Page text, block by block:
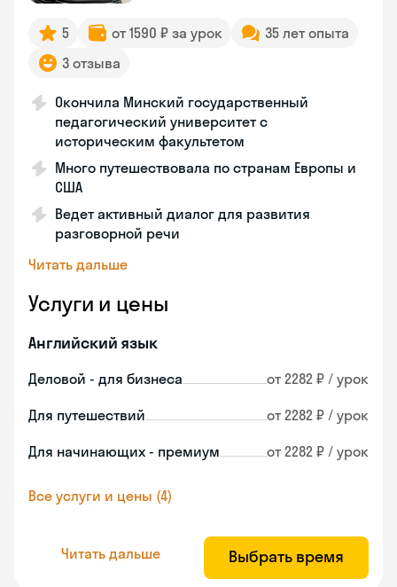
5 от 1590 ₽ за урок
35 лет опыта
3 отзыва
Окончила Минский государственный
педагогический университет с
историческим факультетом
Много путешествовала по странам Европы и
США
Ведет активный диалог для развития
разговорной речи
Читать дальше
Услуги и цены
Английский язык
Деловой - для бизнеса от 2282 ₽ / урок
Для путешествий от 2282 ₽ / урок
Для начинающих - премиум от 2282 ₽ / урок
Все услуги и цены (4)
Читать дальше Выбрать время